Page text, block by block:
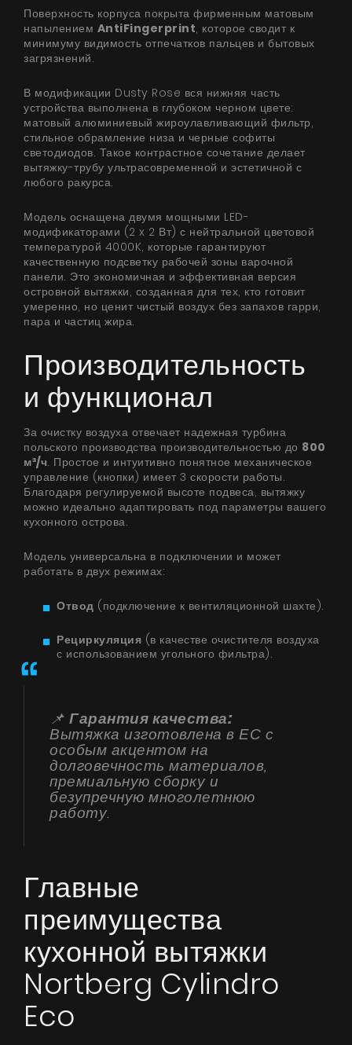
Продукты
Поверхность корпуса покрыта фирменным матовым
напылением AntiFingerprint, которое сводит к
минимуму видимость отпечатков пальцев и бытовых
загрязнений.
В модификации Dusty Rose вся нижняя часть
устройства выполнена в глубоком черном цвете:
матовый алюминиевый жироулавливающий фильтр,
стильное обрамление низа и черные софиты
светодиодов. Такое контрастное сочетание делает
вытяжку-трубу ультрасовременной и эстетичной с
любого ракурса.
Модель оснащена двумя мощными LED-
модификаторами (2 x 2 Вт) с нейтральной цветовой
температурой 4000K, которые гарантируют
качественную подсветку рабочей зоны варочной
панели. Это экономичная и эффективная версия
островной вытяжки, созданная для тех, кто готовит
умеренно, но ценит чистый воздух без запахов гарри,
пара и частиц жира.
Производительность
и функционал
За очистку воздуха отвечает надежная турбина
польского производства производительностью до 800
м³/ч. Простое и интуитивно понятное механическое
управление (кнопки) имеет 3 скорости работы.
Благодаря регулируемой высоте подвеса, вытяжку
можно идеально адаптировать под параметры вашего
кухонного острова.
Модель универсальна в подключении и может
работать в двух режимах:
Отвод (подключение к вентиляционной шахте).
Рециркуляция (в качестве очистителя воздуха
с использованием угольного фильтра).
📌 Гарантия качества:
Вытяжка изготовлена в ЕС с
особым акцентом на
долговечность материалов,
премиальную сборку и
безупречную многолетнюю
работу.
Главные
преимущества
кухонной вытяжки
Nortberg Cylindro
Eco